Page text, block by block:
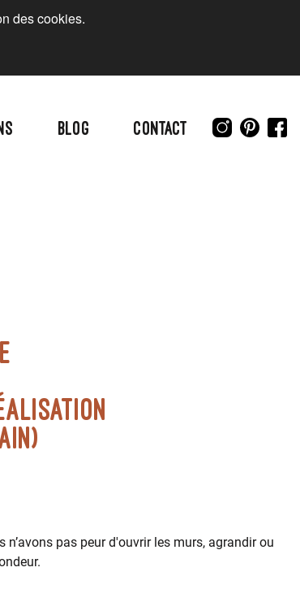
des cookies.
Blog Contact
ALISATION
n’avons pas peur d'ouvrir les murs, agrandir ou